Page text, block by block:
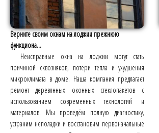
Верните своим окнам на лоджии прежнюю
функциона...
Неисправные окна на лоджии могут стать
причиной сквозняков, потери тепла и ухудшения
микроклимата в доме. Наша компания предлагает
ремонт деревянных оконных стеклопакетов с
использованием современных технологий и
материалов. Мы проведём полную диагностику,
устраним неполадки и восстановим первоначальные